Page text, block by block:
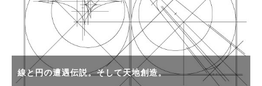
線と円の遭遇伝説。そして天地創造。